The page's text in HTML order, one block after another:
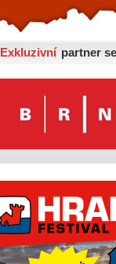
Exkluzivní partner